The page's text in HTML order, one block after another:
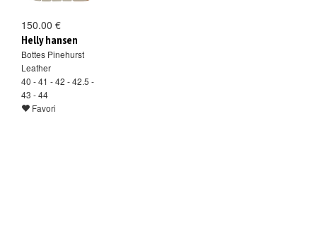
150.00 €
Helly hansen
Bottes Pinehurst
Leather
40 - 41 - 42 - 42.5 -
43 - 44
Favori